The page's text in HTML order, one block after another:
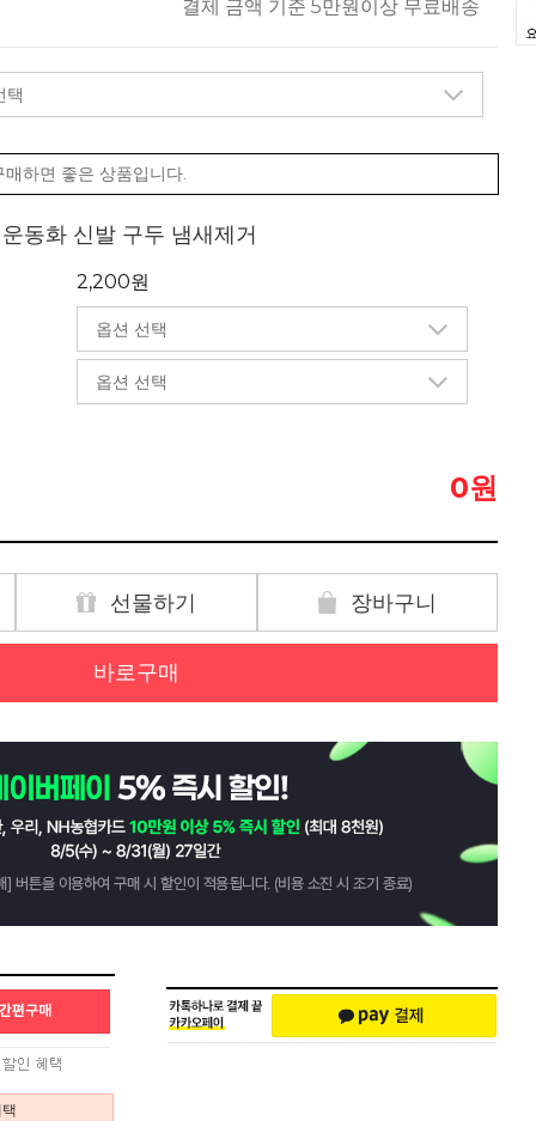
결제 금액 기준 5만원이상 무료배송
매하면 좋은 상품입니다.
동화 신발 구두 냄새제거
2,200원
0원
선물하기 장바구니
바로구매